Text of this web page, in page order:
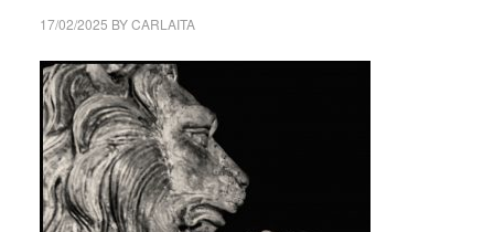
17/02/2025 BYCARLAITA